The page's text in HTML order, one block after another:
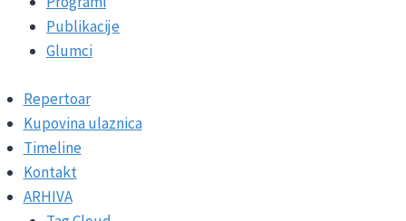
Publikacije
Glumci
Repertoar
Kupovina ulaznica
Timeline
Kontakt
ARHIVA